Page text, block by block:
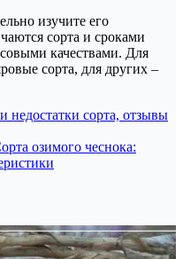
изучите его
сорта и сроками
качествами. Для
сорта, для других –
сорта, отзывы
озимого чеснока: